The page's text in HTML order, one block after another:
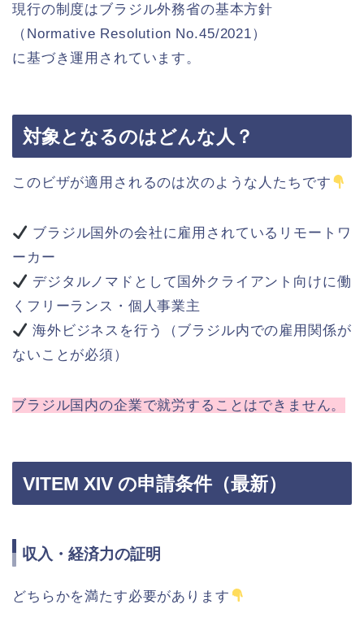
現行の制度はブラジル外務省の基本方針
（Normative Resolution No.45/2021）
に基づき運用されています。
対象となるのはどんな人？
このビザが適用されるのは次のような人たちです
ブラジル国外の会社に雇用されているリモートワ
ーカー
デジタルノマドとして国外クライアント向けに働
くフリーランス・個人事業主
海外ビジネスを行う（ブラジル内での雇用関係が
ないことが必須）
ブラジル国内の企業で就労することはできません。
VITEM XIV の申請条件（最新）
収入・経済力の証明
どちらかを満たす必要があります